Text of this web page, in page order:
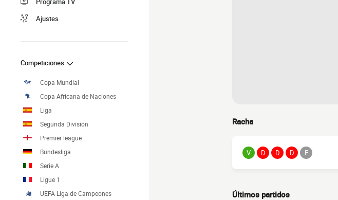
Ajustes
Competiciones
Copa Mundial
Copa Africana de Naciones
Liga
Segunda División
Premier league
Bundesliga
Serie A
Ligue 1
UEFA Liga de Campeones
Racha
V D D D E
Últimos partidos